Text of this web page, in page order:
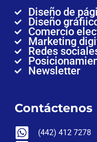
Diseño de
Diseño
Comercio
Marketing
Redes
Newsletter
Contáctenos
(442) 412 7278